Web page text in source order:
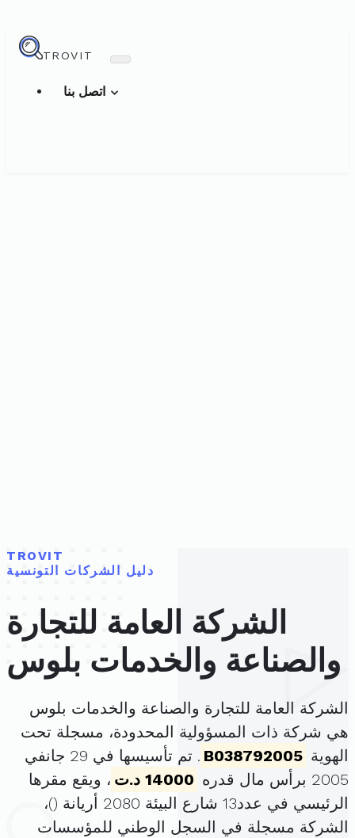
TROVIT
TROVIT
دليل الشركات التونسية
الشركة العامة للتجارة
والصناعة والخدمات بلوس
الشركة العامة للتجارة والصناعة والخدمات بلوس
هي شركة ذات المسؤولية المحدودة، مسجلة تحت
الهوية B038792005
. تم تأسيسها في 29 جانفي
2005 برأس مال قدره
14000 د.ت
، ويقع مقرها
الرئيسي في عدد13 شارع البيئة 2080 أريانة (
)،
الشركة مسجلة في السجل الوطني للمؤسسات